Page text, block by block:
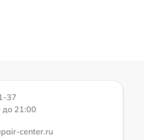
37
до 21:00
center.ru